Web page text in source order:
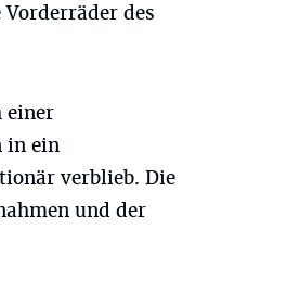
des
einer
in ein
verblieb. Die
und der